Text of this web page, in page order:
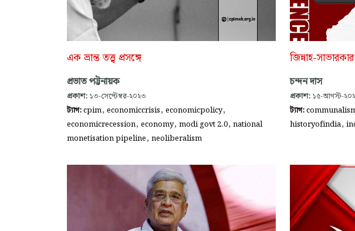
এক ভ্রান্ত তত্ত্ব প্রসঙ্গে
প্রভাত পট্টনায়ক
প্রকাশ: ১৩-সেপ্টেম্বর-২০২৩
ট্যাগ:cpim, economiccrisis, economicpolicy,
economicrecession, economy, modi govt 2.0, national
monetisation pipeline, neoliberalism
জিন্নাহ-
চন্দন দাস
প্রকাশ: ১৫-আগস্ট-
ট্যাগ:
historyofindia,